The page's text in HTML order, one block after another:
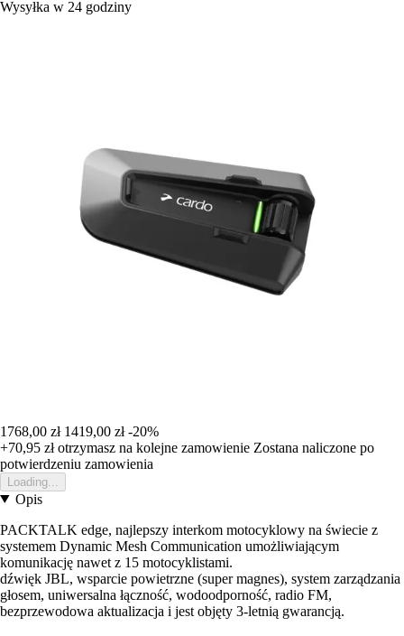
Wysyłka w 24 godziny
1768,00 zł 1419,00 zł -20%
+70,95 złotrzymasz na kolejne zamowienie Zostana naliczone po
potwierdzeniu zamowienia
Loading...
Opis
PACKTALK edge, najlepszy interkom motocyklowy na świecie z
systemem Dynamic Mesh Communication umożliwiającym
komunikację nawet z 15 motocyklistami.
dźwięk JBL, wsparcie powietrzne (super magnes), system zarządzania
głosem, uniwersalna łączność, wodoodporność, radio FM,
bezprzewodowa aktualizacja i jest objęty 3-letnią gwarancją.